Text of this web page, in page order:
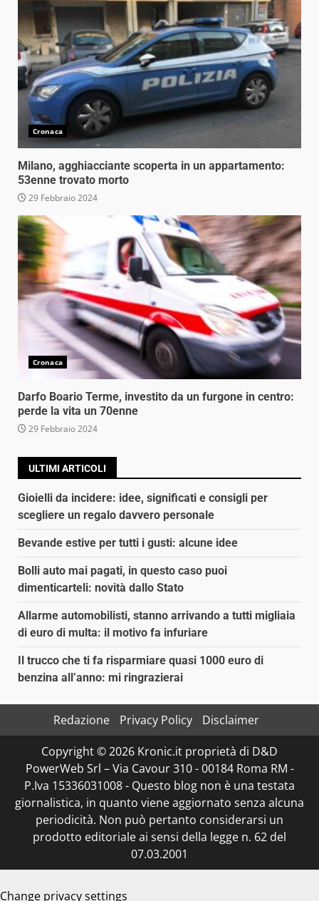
Cronaca
Milano, agghiacciante scoperta in un appartamento:
53enne trovato morto
29 Febbraio 2024
Cronaca
Darfo Boario Terme, investito da un furgone in centro:
perde la vita un 70enne
29 Febbraio 2024
ULTIMI ARTICOLI
Gioielli da incidere: idee, significati e consigli per
scegliere un regalo davvero personale
Bevande estive per tutti i gusti: alcune idee
Bolli auto mai pagati, in questo caso puoi
dimenticarteli: novità dallo Stato
Allarme automobilisti, stanno arrivando a tutti migliaia
di euro di multa: il motivo fa infuriare
Il trucco che ti fa risparmiare quasi 1000 euro di
benzina all’anno: mi ringrazierai
Redazione Privacy Policy
Disclaimer
Copyright © 2026 Kronic.it proprietà di D&D
PowerWeb Srl – Via Cavour 310 - 00184 Roma RM -
P.Iva 15336031008 - Questo blog non è una testata
giornalistica, in quanto viene aggiornato senza alcuna
periodicità. Non può pertanto considerarsi un
prodotto editoriale ai sensi della legge n. 62 del
07.03.2001
Change privacy settings